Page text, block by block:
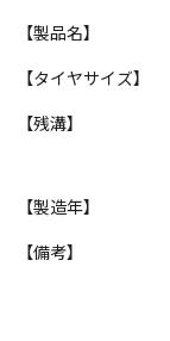
【製品名】
【タイヤサイズ】
【残溝】
【製造年】
【備考】